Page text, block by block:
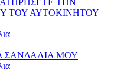
ΤΗΝ
ΤΟΥ ΑΥΤΟΚΙΝΗΤΟΥ
ΣΑΝΔΑΛΙΑ ΜΟΥ